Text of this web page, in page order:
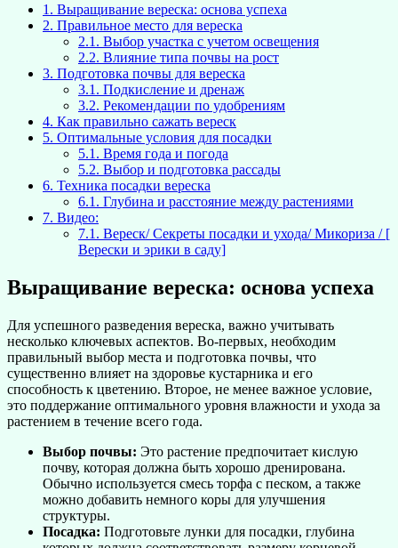
1. Выращивание вереска: основа успеха
2. Правильное место для вереска
2.1. Выбор участка с учетом освещения
2.2. Влияние типа почвы на рост
3. Подготовка почвы для вереска
3.1. Подкисление и дренаж
3.2. Рекомендации по удобрениям
4. Как правильно сажать вереск
5. Оптимальные условия для посадки
5.1. Время года и погода
5.2. Выбор и подготовка рассады
6. Техника посадки вереска
6.1. Глубина и расстояние между растениями
7. Видео:
7.1. Вереск/ Секреты посадки и ухода/ Микориза / [
Верески и эрики в саду]
Выращивание вереска: основа успеха
Для успешного разведения вереска, важно учитывать
несколько ключевых аспектов. Во-первых, необходим
правильный выбор места и подготовка почвы, что
существенно влияет на здоровье кустарника и его
способность к цветению. Второе, не менее важное условие,
это поддержание оптимального уровня влажности и ухода за
растением в течение всего года.
Выбор почвы: Это растение предпочитает кислую
почву, которая должна быть хорошо дренирована.
Обычно используется смесь торфа с песком, а также
можно добавить немного коры для улучшения
структуры.
Посадка: Подготовьте лунки для посадки, глубина